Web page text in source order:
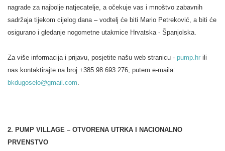
nagrade za najbolje natjecatelje, a očekuje vas i mnoštvo zabavnih
sadržaja tijekom cijelog dana – vodtelj će biti Mario Petreković, a biti će
osigurano i gledanje nogometne utakmice Hrvatska - Španjolska.
Za više informacija i prijavu, posjetite našu web stranicu - pump.hr ili
nas kontaktirajte na broj +385 98 693 276, putem e-maila:
bkdugoselo@gmail.com.
2. PUMP VILLAGE – OTVORENA UTRKA I NACIONALNO
PRVENSTVO